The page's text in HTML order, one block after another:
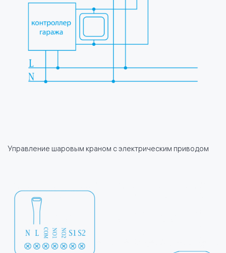
Управление шаровым краном с электрическим приводом